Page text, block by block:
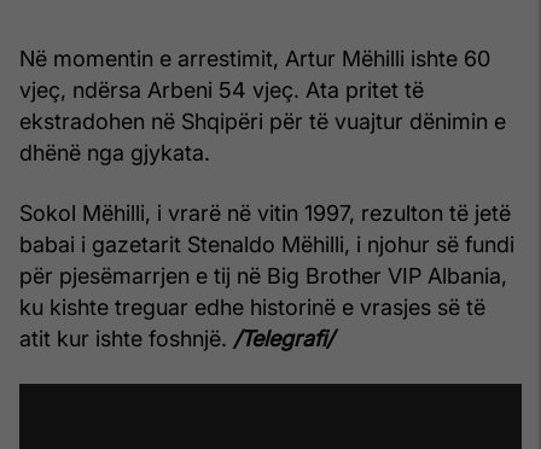
Në momentin e arrestimit, Artur Mëhilli ishte 60
vjeç, ndërsa Arbeni 54 vjeç. Ata pritet të
ekstradohen në Shqipëri për të vuajtur dënimin e
dhënë nga gjykata.
Sokol Mëhilli, i vrarë në vitin 1997, rezulton të jetë
babai i gazetarit Stenaldo Mëhilli, i njohur së fundi
për pjesëmarrjen e tij në Big Brother VIP Albania,
ku kishte treguar edhe historinë e vrasjes së të
atit kur ishte foshnjë. /Telegrafi/